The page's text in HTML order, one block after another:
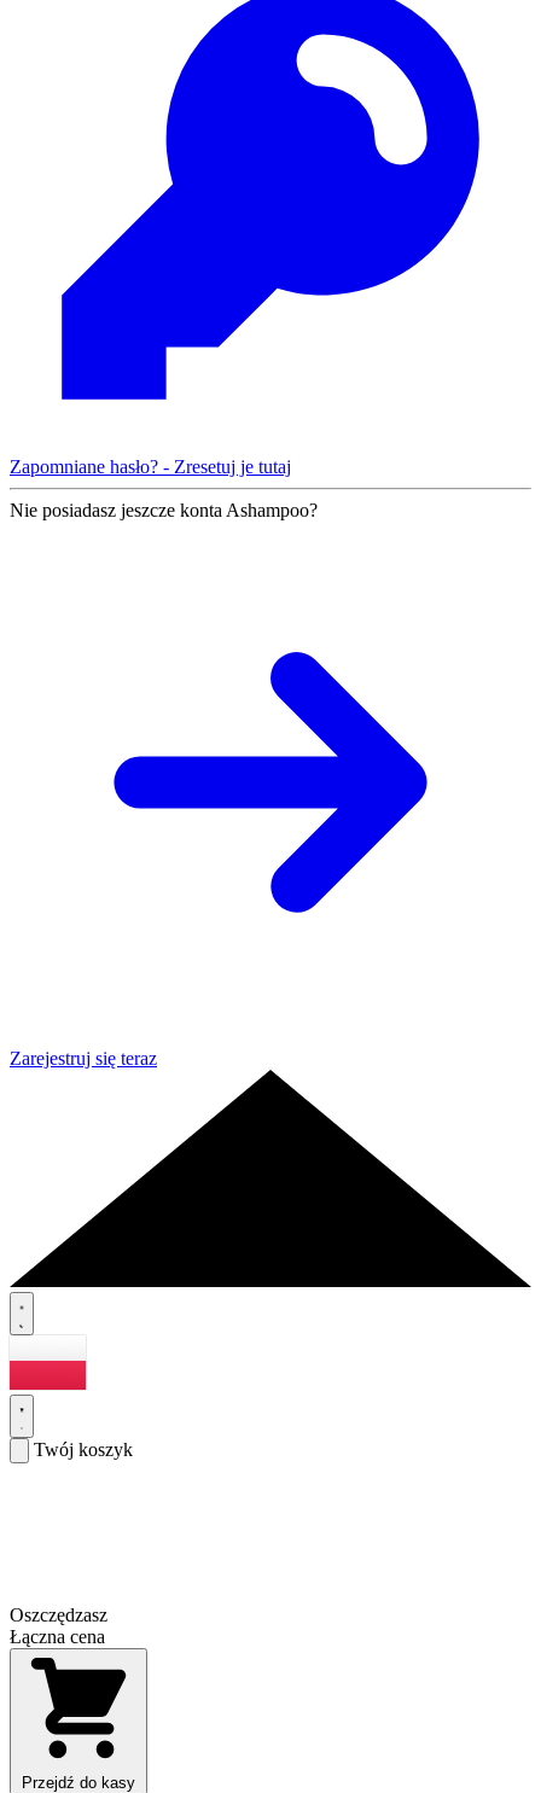
Zapomniane hasło? - Zresetuj je tutaj
Nie posiadasz jeszcze konta Ashampoo?
Zarejestruj się teraz
Twój koszyk
Oszczędzasz
Łączna cena
Przejdź do kasy